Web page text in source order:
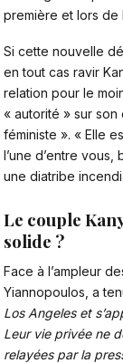
première et lors de
Si cette nouvelle
en tout cas ravir
relation pour le
« autorité » sur
féministe ». « Elle
l’une d’entre
une diatribe
Le couple
solide ?
Face à l’ampleur
Yiannopoulos, a
Los Angeles et
Leur vie privée ne
relayées par la